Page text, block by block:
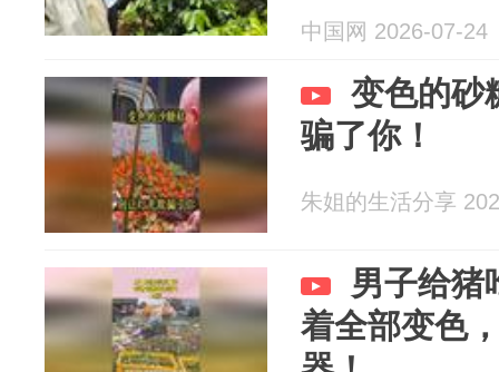
性故事
中国网 2026-07-24
变色的砂
骗了你！
朱姐的生活分享
男子给猪
着全部变色